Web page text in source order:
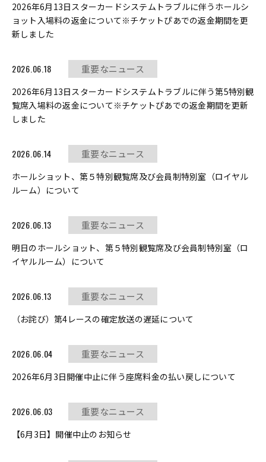
2026年6月13日スターカードシステムトラブルに伴うホールシ
ョット入場料の返金について※チケットぴあでの返金期間を更
新しました
2026.06.18 重要なニュース
2026年6月13日スターカードシステムトラブルに伴う第5特別観
覧席入場料の返金について※チケットぴあでの返金期間を更新
しました
2026.06.14 重要なニュース
ホールショット、第５特別観覧席及び会員制特別室（ロイヤル
ルーム）について
2026.06.13 重要なニュース
明日のホールショット、第５特別観覧席及び会員制特別室（ロ
イヤルルーム）について
2026.06.13 重要なニュース
（お詫び）第4レースの確定放送の遅延について
2026.06.04 重要なニュース
2026年6月3日開催中止に伴う座席料金の払い戻しについて
2026.06.03 重要なニュース
【6月3日】開催中止のお知らせ